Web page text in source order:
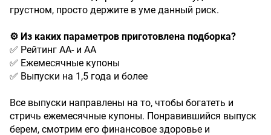
грустном, просто держите в уме данный риск.
⚙️ Из каких параметров приготовлена подборка?
✅ Рейтинг АА- и АА
✅ Ежемесячные купоны
✅ Выпуски на 1,5 года и более
Все выпуски направлены на то, чтобы богатеть и
стричь ежемесячные купоны. Понравившийся выпуск
берем, смотрим его финансовое здоровье и